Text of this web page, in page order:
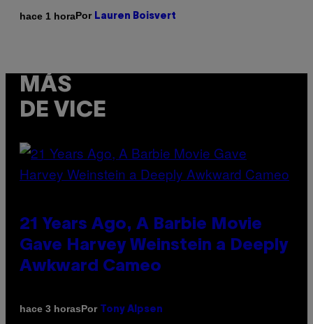
hace 1 horaPor Lauren Boisvert
MÁS
DE VICE
21 Years Ago, A Barbie Movie
Gave Harvey Weinstein a Deeply
Awkward Cameo
hace 3 horasPor Tony Alpsen